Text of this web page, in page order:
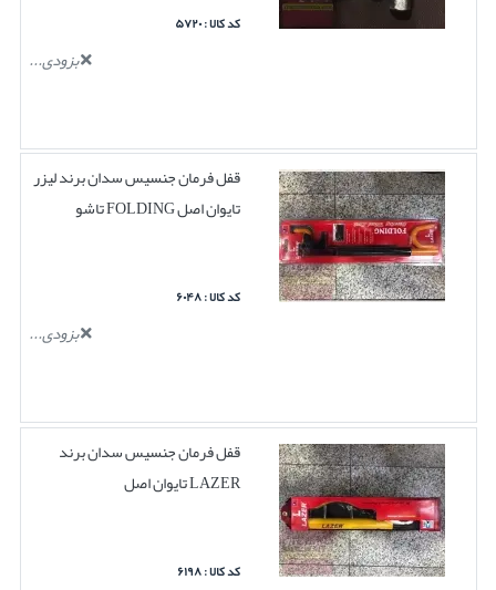
کد کالا : ۵۷۲۰
بزودی...
قفل فرمان جنسیس سدان برند لیزر
تایوان اصل FOLDING تاشو
کد کالا : ۶۰۴۸
بزودی...
قفل فرمان جنسیس سدان برند
LAZER تایوان اصل
کد کالا : ۶۱۹۸